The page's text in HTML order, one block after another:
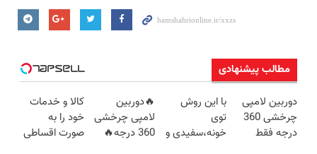
مطالب پیشنهادی
دوربین لامپی
چرخشی 360
درجه فقط
با این روش
توی
خونه،سفیدی و
🔥دوربین
لامپی چرخشی
360 درجه🔥
کالا و خدمات
خود را به
صورت اقساطی